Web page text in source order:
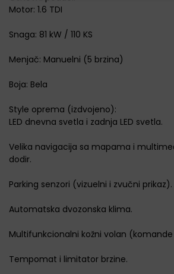
Motor: 1.6 TDI
Snaga: 81 kW / 110 KS
Menjač: Manuelni (5 brzina)
Boja: Bela
Style oprema (izdvojeno):
LED dnevna svetla i zadnja LED svetla.
Velika navigacija sa mapama i
dodir.
Parking senzori (vizuelni i zvučni prikaz).
Automatska dvozonska klima.
Multifunkcionalni kožni volan
Tempomat i limitator brzine.